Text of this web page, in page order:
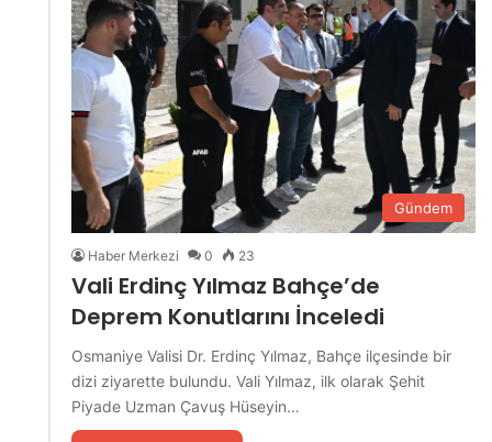
Gündem
Haber Merkezi 0 23
Vali Erdinç Yılmaz Bahçe’de
Deprem Konutlarını İnceledi
Osmaniye Valisi Dr. Erdinç Yılmaz, Bahçe ilçesinde bir
dizi ziyarette bulundu. Vali Yılmaz, ilk olarak Şehit
Piyade Uzman Çavuş Hüseyin…